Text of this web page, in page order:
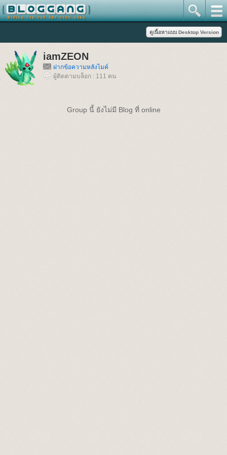
iamZEON
ฝากข้อความหลังไมค์
ผู้ติดตามบล็อก : 111 คน
Group นี้ ยังไม่มี Blog ที่ online